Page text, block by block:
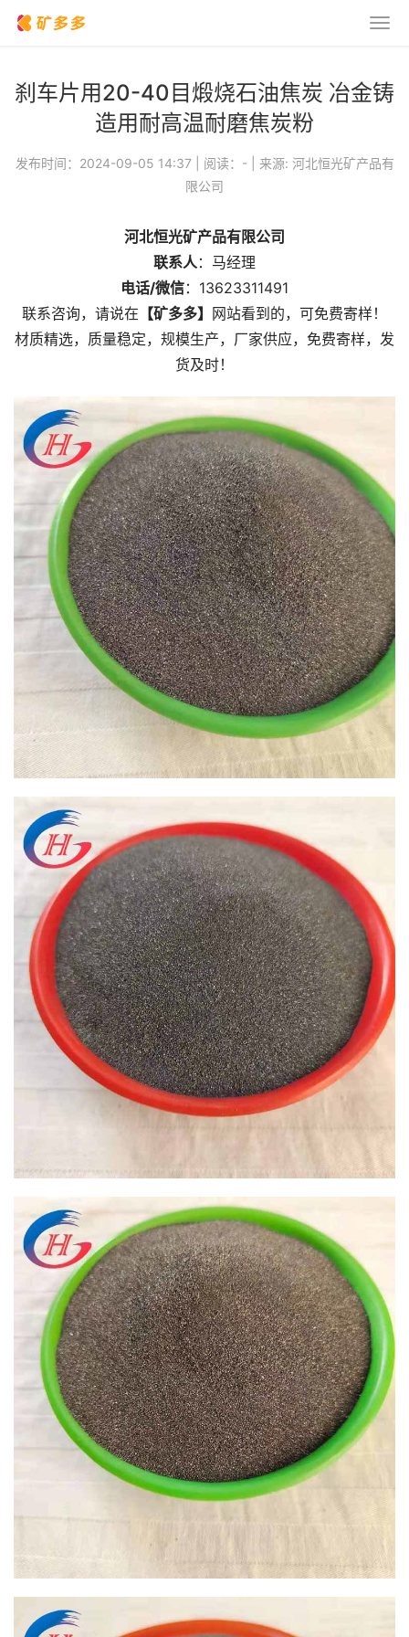
刹车片用20-40目煅烧石油焦炭 冶金铸
造用耐高温耐磨焦炭粉
发布时间：2024-09-05 14:37 阅读： -| 来源: 河北恒光矿产品有
限公司
河北恒光矿产品有限公司
联系人：马经理
电话/微信：13623311491
联系咨询，请说在 【矿多多】
网站看到的，可免费寄样！
材质精选，质量稳定，规模生产，厂家供应，免费寄样，发
货及时！